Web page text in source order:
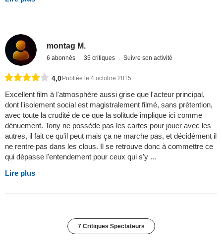
montag M.
6 abonnés 35 critiques Suivre son activité
4,0 Publiée le 4 octobre 2015
Excellent film à l'atmosphère aussi grise que l'acteur principal,
dont l'isolement social est magistralement filmé, sans prétention,
avec toute la crudité de ce que la solitude implique ici comme
dénuement. Tony ne possède pas les cartes pour jouer avec les
autres, il fait ce qu'il peut mais ça ne marche pas, et décidément il
ne rentre pas dans les clous. Il se retrouve donc à commettre ce
qui dépasse l'entendement pour ceux qui s'y ...
Lire plus
7 Critiques Spectateurs